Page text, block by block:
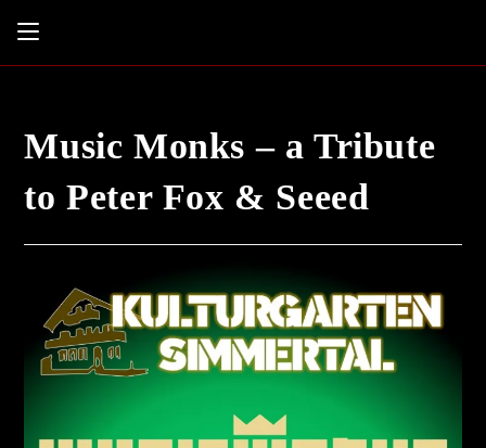
Music Monks – a Tribute
to Peter Fox & Seeed